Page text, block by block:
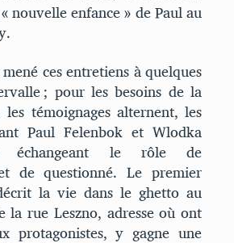
nouvelle enfance » de Paul au
ces entretiens à quelques
; pour les besoins de la
témoignages alternent, les
Paul Felenbok et Wlodka
échangeant le rôle de
de questionné. Le premier
la vie dans le ghetto au
la rue Leszno, adresse où ont
protagonistes, y gagne une